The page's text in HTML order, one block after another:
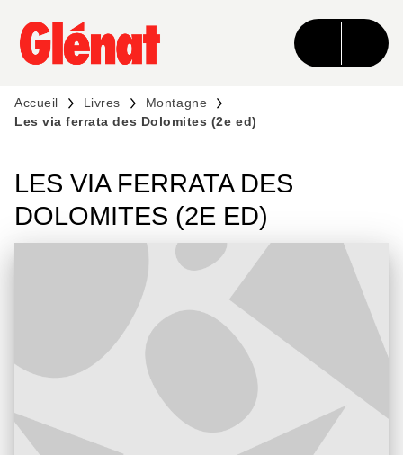
MENU RECHERCHE CONTENU
PIED DE PAGE
Accueil Livres
Montagne
Les via ferrata des Dolomites (2e ed)
LES VIA FERRATA DES
DOLOMITES (2E ED)